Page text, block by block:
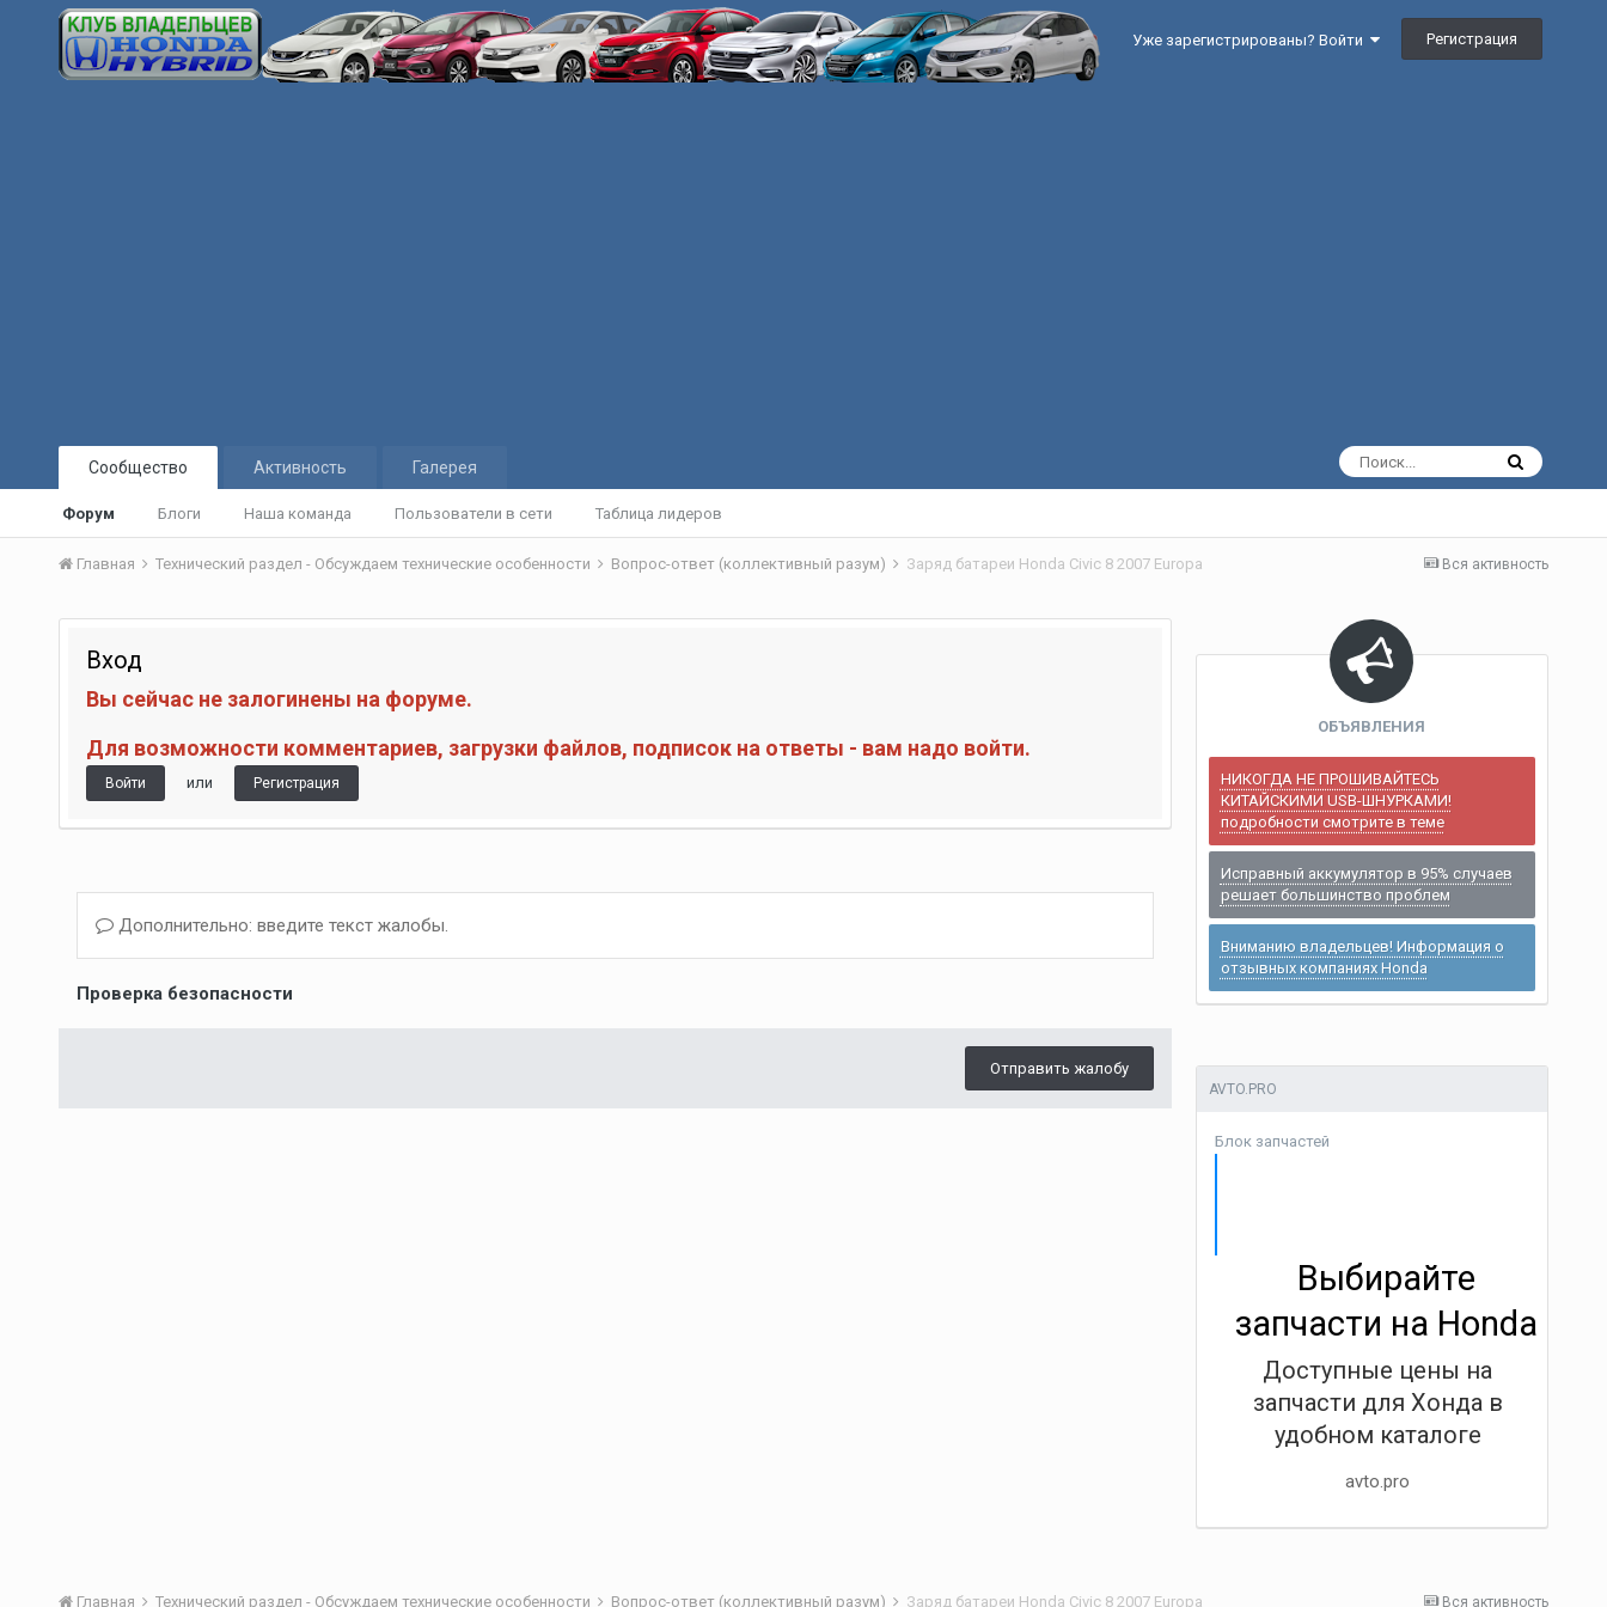
Уже зарегистрированы? Войти Регистрация
Сообщество
Форум Блоги Наша команда Пользователи в сети Таблица лидеров
Активность Галерея
Вся активность
Главная Технический раздел - Обсуждаем технические особенности Вопрос-ответ (коллективный разум) Заряд батареи Honda Civic 8 2007 Europa
Вход
Вы сейчас не залогинены на форуме.
Для возможности комментариев, загрузки файлов, подписок на ответы - вам надо войти.
Войти или Регистрация
Дополнительно: введите текст жалобы.
Проверка безопасности
Отправить жалобу
ОБЪЯВЛЕНИЯ
НИКОГДА НЕ ПРОШИВАЙТЕСЬ
КИТАЙСКИМИ USB-ШНУРКАМИ!
подробности смотрите в теме
Исправный аккумулятор в 95% случаев
решает большинство проблем
Вниманию владельцев! Информация о
отзывных компаниях Honda
AVTO.PRO
Блок запчастей
Выбирайте
запчасти на Honda
Доступные цены на
запчасти для Хонда в
удобном каталоге
avto.pro
Вся активность
Главная Технический раздел - Обсуждаем технические особенности Вопрос-ответ (коллективный разум) Заряд батареи Honda Civic 8 2007 Europa